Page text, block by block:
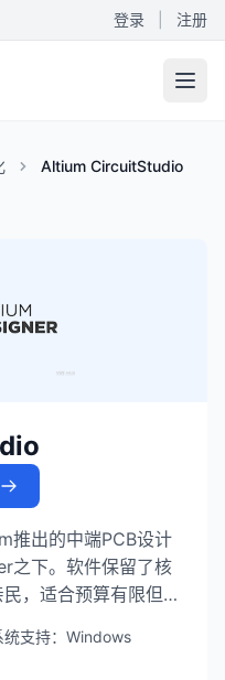
登录 注册
Altium CircuitStudio
出的中端PCB设计
之下。软件保留了核
，适合预算有限但仍
统支持：Windows